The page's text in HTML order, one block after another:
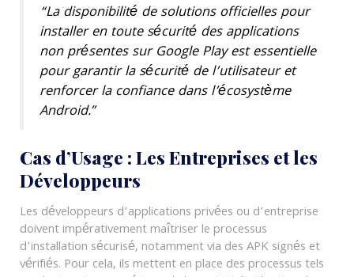
“La disponibilité de solutions officielles pour
installer en toute sécurité des applications
non présentes sur Google Play est essentielle
pour garantir la sécurité de l’utilisateur et
renforcer la confiance dans l’écosystème
Android.”
Cas d’Usage : Les Entreprises et les
Développeurs
Les développeurs d’applications privées ou d’entreprise
doivent impérativement maîtriser le processus
d’installation sécurisé, notamment via des APK signés et
vérifiés. Pour cela, ils mettent en place des processus tels